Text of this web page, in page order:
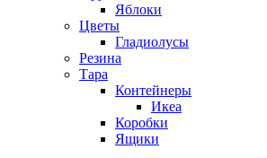
Яблоки
Цветы
Гладиолусы
Резина
Тара
Контейнеры
Икеа
Коробки
Ящики